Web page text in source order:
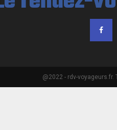
@2022 - rdv-voyageurs.fr.